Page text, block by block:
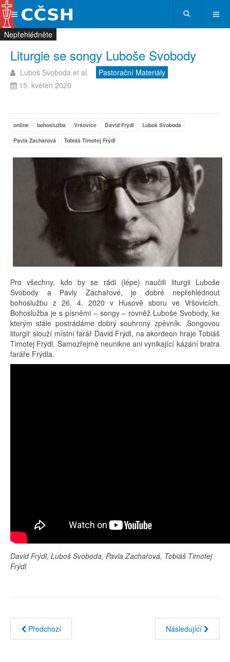
Liturgie se songy Luboše Svobody
Luboš Svoboda et al.
Pastorační Materiály
15. květen 2020
online bohoslužba Vršovice David Frýdl
Luboš Svoboda
Pavla Zachařová
Tobiáš Timotej Frýdl
Pro všechny, kdo by se rádi (lépe) naučili liturgii Luboše
Svobody a Pavly Zachařové, je dobré nepřehlédnout
bohoslužbu z 26. 4. 2020 v Husově sboru ve Vršovicích.
Bohoslužba je s písněmi – songy – rovněž Luboše Svobody, ke
kterým stále postrádáme dobrý souhrnný zpěvník. ‚Songovou
liturgii‘ slouží místní farář David Frýdl, na akordeon hraje Tobiáš
Timotej Frýdl. Samozřejmě neunikne ani vynikající kázání bratra
faráře Frýdla.
David Frýdl, Luboš Svoboda, Pavla Zachařová, Tobiáš Timotej
Frýdl
Předchozí Následující
Nepřehlédněte
Nepřehlédněte
Nepřehlédněte
Nepřehlédněte